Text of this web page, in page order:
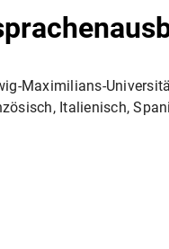
Maximilians-
Italienisch,